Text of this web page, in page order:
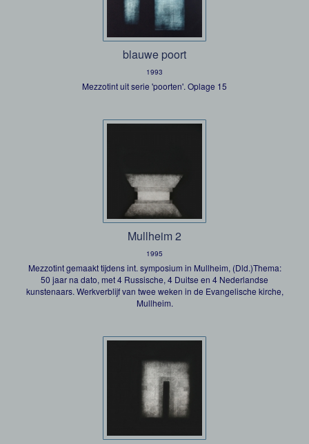
blauwe poort
1993
Mezzotint uit serie 'poorten'. Oplage 15
Mullheim 2
1995
Mezzotint gemaakt tijdens int. symposium in Mullheim, (Dld.)Thema:
50 jaar na dato, met 4 Russische, 4 Duitse en 4 Nederlandse
kunstenaars. Werkverblijf van twee weken in de Evangelische kirche,
Mullheim.